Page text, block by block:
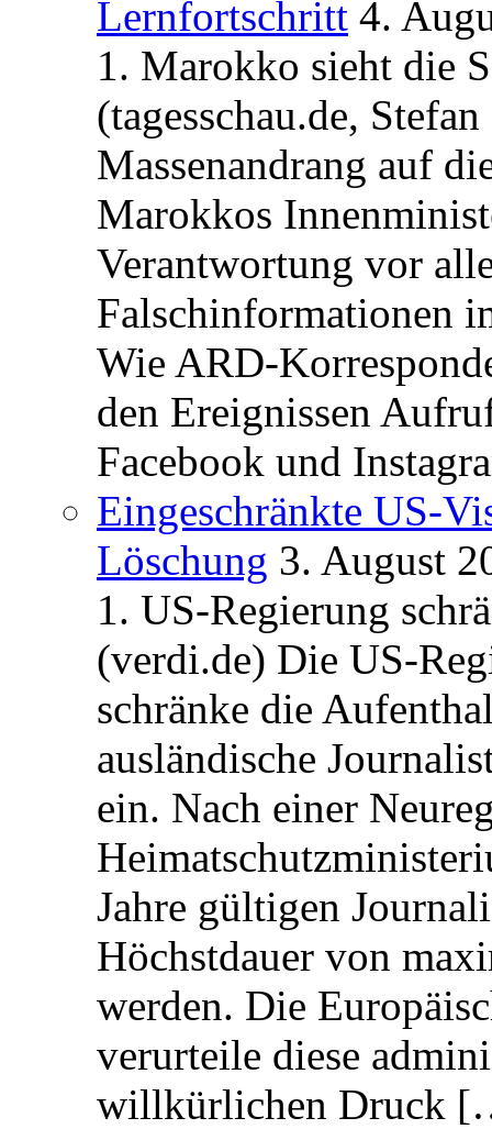
Lernfortschritt 4.
1. Marokko sieht die
(tagesschau.de,
Massenandrang auf
Marokkos
Verantwortung vor
Falschinformationen
Wie ARD-
den Ereignissen
Facebook und
Eingeschränkte US-
Löschung 3. August
1. US-Regierung
(verdi.de) Die US-
schränke die
ausländische
ein. Nach einer
Jahre gültigen
Höchstdauer von
werden. Die
verurteile diese
willkürlichen Druck